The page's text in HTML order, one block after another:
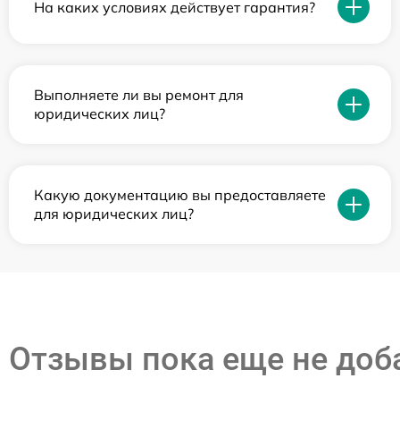
На каких условиях действует гарантия?
Выполняете ли вы ремонт для
юридических лиц?
Какую документацию вы предоставляете
для юридических лиц?
Отзывы пока еще не